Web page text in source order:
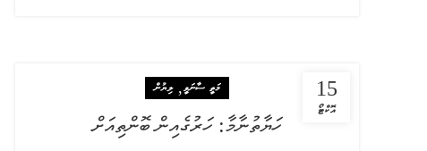
15
އޮކްޓޯ
މަތީ ސާނަވީ ,ލިޔުން
ހަޔާތުނާމާ: ހަރުގެއިން ބޮންތިއަށް